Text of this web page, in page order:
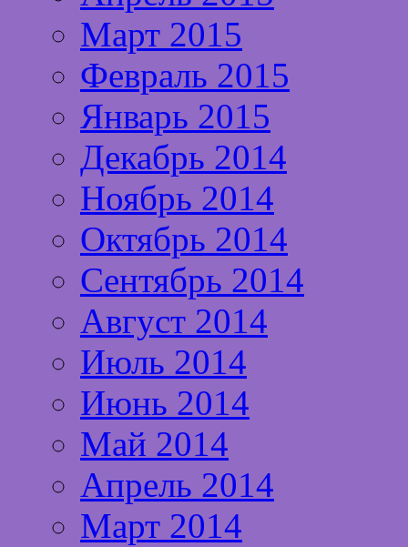
Март 2015
Февраль 2015
Январь 2015
Декабрь 2014
Ноябрь 2014
Октябрь 2014
Сентябрь 2014
Август 2014
Июль 2014
Июнь 2014
Май 2014
Апрель 2014
Март 2014